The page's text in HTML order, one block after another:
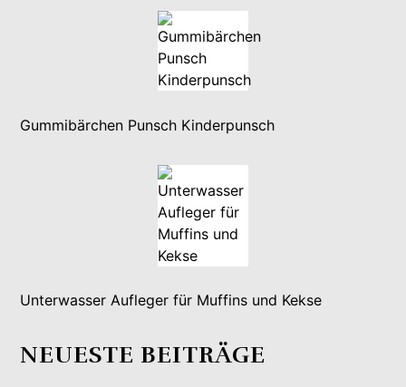
Gummibärchen Punsch Kinderpunsch
Unterwasser Aufleger für Muffins und Kekse
NEUESTE BEITRÄGE